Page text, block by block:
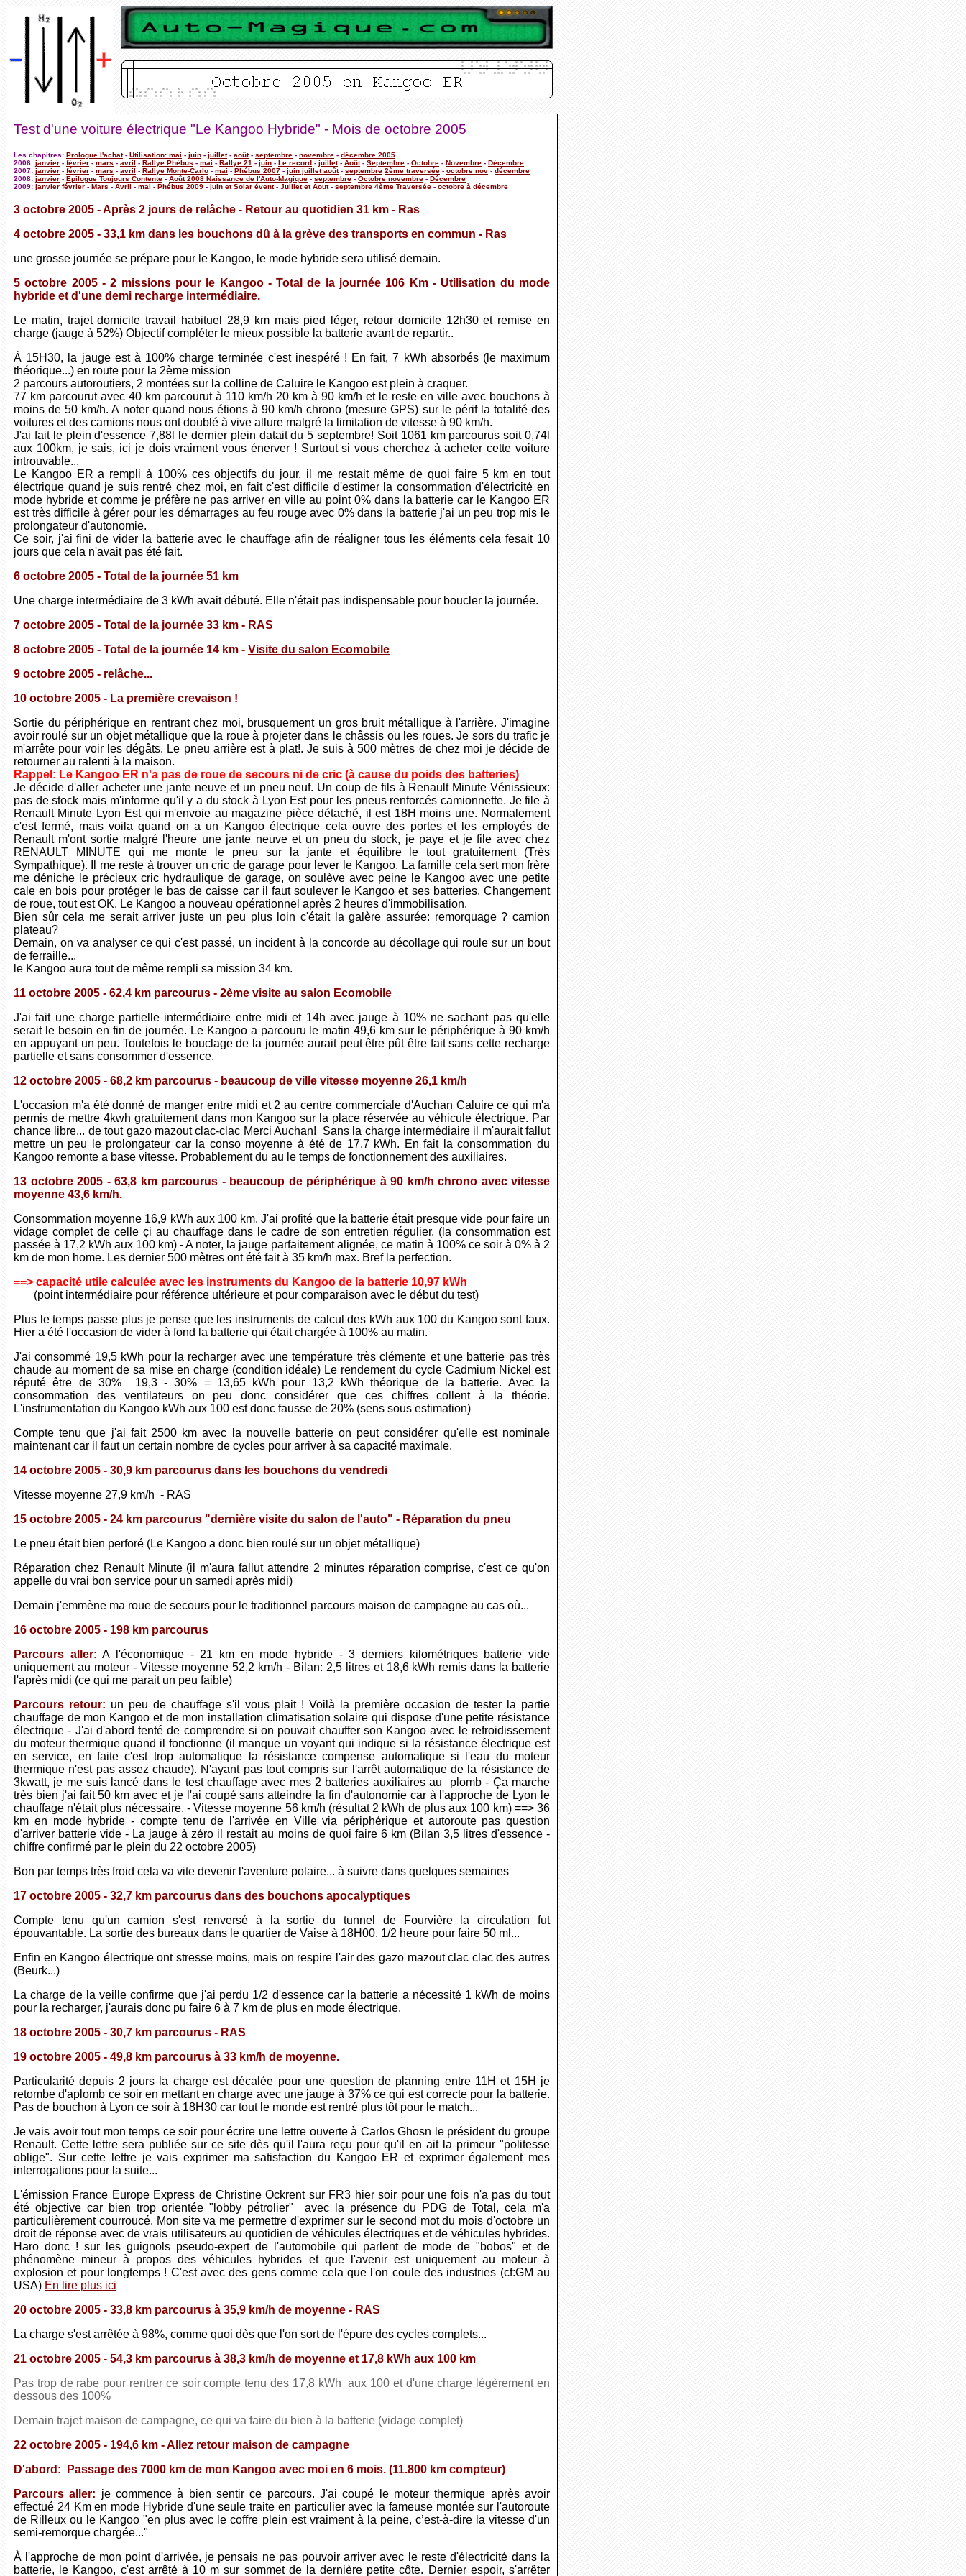
Test d'une voiture électrique "Le Kangoo Hybride" - Mois de octobre 2005
Les chapitres: Prologue l'achat- Utilisation: mai - juin - juillet- août- septembre - novembre - décembre 2005
2006: janvier - février - mars - avril - Rallye Phébus - mai - Rallye 21 - juin - Le record - juillet- Août- Septembre - Octobre - Novembre - Décembre
2007: janvier - février - mars - avril - Rallye Monte-Carlo - mai - Phébus 2007 - juin juillet août- septembre 2ème traversée - octobre nov - décembre
2008: janvier - Epilogue Toujours Contente - Août 2008 Naissance de l'Auto-Magique - septembre - Octobre novembre - Décembre
2009: janvier février - Mars - Avril - mai - Phébus 2009 - juin et Solar évent- Juillet et Aout- septembre 4ème Traversée - octobre à décembre
3 octobre 2005 - Après 2 jours de relâche - Retour au quotidien 31 km - Ras
4 octobre 2005 - 33,1 km dans les bouchons dû à la grève des transports en commun - Ras
une grosse journée se prépare pour le Kangoo, le mode hybride sera utilisé demain.
5 octobre 2005 - 2 missions pour le Kangoo - Total de la journée 106 Km - Utilisation du mode
hybride et d'une demi recharge intermédiaire.
Le matin, trajet domicile travail habituel 28,9 km mais pied léger, retour domicile 12h30 et remise en
charge (jauge à 52%) Objectif compléter le mieux possible la batterie avant de repartir..
À 15H30, la jauge est à 100% charge terminée c'est inespéré ! En fait, 7 kWh absorbés (le maximum
théorique...) en route pour la 2ème mission
2 parcours autoroutiers, 2 montées sur la colline de Caluire le Kangoo est plein à craquer.
77 km parcourut avec 40 km parcourut à 110 km/h 20 km à 90 km/h et le reste en ville avec bouchons à
moins de 50 km/h. A noter quand nous étions à 90 km/h chrono (mesure GPS) sur le périf la totalité des
voitures et des camions nous ont doublé à vive allure malgré la limitation de vitesse à 90 km/h.
J'ai fait le plein d'essence 7,88l le dernier plein datait du 5 septembre! Soit 1061 km parcourus soit 0,74l
aux 100km, je sais, ici je dois vraiment vous énerver ! Surtout si vous cherchez à acheter cette voiture
introuvable...
Le Kangoo ER a rempli à 100% ces objectifs du jour, il me restait même de quoi faire 5 km en tout
électrique quand je suis rentré chez moi, en fait c'est difficile d'estimer la consommation d'électricité en
mode hybride et comme je préfère ne pas arriver en ville au point 0% dans la batterie car le Kangoo ER
est très difficile à gérer pour les démarrages au feu rouge avec 0% dans la batterie j'ai un peu trop mis le
prolongateur d'autonomie.
Ce soir, j'ai fini de vider la batterie avec le chauffage afin de réaligner tous les éléments cela fesait 10
jours que cela n'avait pas été fait.
6 octobre 2005 - Total de la journée 51 km
Une charge intermédiaire de 3 kWh avait débuté. Elle n'était pas indispensable pour boucler la journée.
7 octobre 2005 - Total de la journée 33 km - RAS
8 octobre 2005 - Total de la journée 14 km - Visite du salon Ecomobile
9 octobre 2005 - relâche...
10 octobre 2005 - La première crevaison !
Sortie du périphérique en rentrant chez moi, brusquement un gros bruit métallique à l'arrière. J'imagine
avoir roulé sur un objet métallique que la roue à projeter dans le châssis ou les roues. Je sors du trafic je
m'arrête pour voir les dégâts. Le pneu arrière est à plat!. Je suis à 500 mètres de chez moi je décide de
retourner au ralenti à la maison.
Rappel: Le Kangoo ER n'a pas de roue de secours ni de cric (à cause du poids des batteries)
Je décide d'aller acheter une jante neuve et un pneu neuf. Un coup de fils à Renault Minute Vénissieux:
pas de stock mais m'informe qu'il y a du stock à Lyon Est pour les pneus renforcés camionnette. Je file à
Renault Minute Lyon Est qui m'envoie au magazine pièce détaché, il est 18H moins une. Normalement
c'est fermé, mais voila quand on a un Kangoo électrique cela ouvre des portes et les employés de
Renault m'ont sortie malgré l'heure une jante neuve et un pneu du stock, je paye et je file avec chez
RENAULT MINUTE qui me monte le pneu sur la jante et équilibre le tout gratuitement (Très
Sympathique). Il me reste à trouver un cric de garage pour lever le Kangoo. La famille cela sert mon frère
me déniche le précieux cric hydraulique de garage, on soulève avec peine le Kangoo avec une petite
cale en bois pour protéger le bas de caisse car il faut soulever le Kangoo et ses batteries. Changement
de roue, tout est OK. Le Kangoo a nouveau opérationnel après 2 heures d'immobilisation.
Bien sûr cela me serait arriver juste un peu plus loin c'était la galère assurée: remorquage ? camion
plateau?
Demain, on va analyser ce qui c'est passé, un incident à la concorde au décollage qui roule sur un bout
de ferraille...
le Kangoo aura tout de même rempli sa mission 34 km.
11 octobre 2005 - 62,4 km parcourus - 2ème visite au salon Ecomobile
J'ai fait une charge partielle intermédiaire entre midi et 14h avec jauge à 10% ne sachant pas qu'elle
serait le besoin en fin de journée. Le Kangoo a parcouru le matin 49,6 km sur le périphérique à 90 km/h
en appuyant un peu. Toutefois le bouclage de la journée aurait peut être pût être fait sans cette recharge
partielle et sans consommer d'essence.
12 octobre 2005 - 68,2 km parcourus - beaucoup de ville vitesse moyenne 26,1 km/h
L'occasion m'a été donné de manger entre midi et 2 au centre commerciale d'Auchan Caluire ce qui m'a
permis de mettre 4kwh gratuitement dans mon Kangoo sur la place réservée au véhicule électrique. Par
chance libre... de tout gazo mazout clac-clac Merci Auchan! Sans la charge intermédiaire il m'aurait fallut
mettre un peu le prolongateur car la conso moyenne à été de 17,7 kWh. En fait la consommation du
Kangoo remonte a base vitesse. Probablement du au le temps de fonctionnement des auxiliaires.
13 octobre 2005 - 63,8 km parcourus - beaucoup de périphérique à 90 km/h chrono avec vitesse
moyenne 43,6 km/h.
Consommation moyenne 16,9 kWh aux 100 km. J'ai profité que la batterie était presque vide pour faire un
vidage complet de celle çi au chauffage dans le cadre de son entretien régulier. (la consommation est
passée à 17,2 kWh aux 100 km) - A noter, la jauge parfaitement alignée, ce matin à 100% ce soir à 0% à 2
km de mon home. Les dernier 500 mètres ont été fait à 35 km/h max. Bref la perfection.
==> capacité utile calculée avec les instruments du Kangoo de la batterie 10,97 kWh
(point intermédiaire pour référence ultérieure et pour comparaison avec le début du test)
Plus le temps passe plus je pense que les instruments de calcul des kWh aux 100 du Kangoo sont faux.
Hier a été l'occasion de vider à fond la batterie qui était chargée à 100% au matin.
J'ai consommé 19,5 kWh pour la recharger avec une température très clémente et une batterie pas très
chaude au moment de sa mise en charge (condition idéale) Le rendement du cycle Cadmium Nickel est
réputé être de 30% 19,3 - 30% = 13,65 kWh pour 13,2 kWh théorique de la batterie. Avec la
consommation des ventilateurs on peu donc considérer que ces chiffres collent à la théorie.
L'instrumentation du Kangoo kWh aux 100 est donc fausse de 20% (sens sous estimation)
Compte tenu que j'ai fait 2500 km avec la nouvelle batterie on peut considérer qu'elle est nominale
maintenant car il faut un certain nombre de cycles pour arriver à sa capacité maximale.
14 octobre 2005 - 30,9 km parcourus dans les bouchons du vendredi
Vitesse moyenne 27,9 km/h - RAS
15 octobre 2005 - 24 km parcourus "dernière visite du salon de l'auto" - Réparation du pneu
Le pneu était bien perforé (Le Kangoo a donc bien roulé sur un objet métallique)
Réparation chez Renault Minute (il m'aura fallut attendre 2 minutes réparation comprise, c'est ce qu'on
appelle du vrai bon service pour un samedi après midi)
Demain j'emmène ma roue de secours pour le traditionnel parcours maison de campagne au cas où...
16 octobre 2005 - 198 km parcourus
Parcours aller: A l'économique - 21 km en mode hybride - 3 derniers kilométriques batterie vide
uniquement au moteur - Vitesse moyenne 52,2 km/h - Bilan: 2,5 litres et 18,6 kWh remis dans la batterie
l'après midi (ce qui me parait un peu faible)
Parcours retour: un peu de chauffage s'il vous plait ! Voilà la première occasion de tester la partie
chauffage de mon Kangoo et de mon installation climatisation solaire qui dispose d'une petite résistance
électrique - J'ai d'abord tenté de comprendre si on pouvait chauffer son Kangoo avec le refroidissement
du moteur thermique quand il fonctionne (il manque un voyant qui indique si la résistance électrique est
en service, en faite c'est trop automatique la résistance compense automatique si l'eau du moteur
thermique n'est pas assez chaude). N'ayant pas tout compris sur l'arrêt automatique de la résistance de
3kwatt, je me suis lancé dans le test chauffage avec mes 2 batteries auxiliaires au plomb - Ça marche
très bien j'ai fait 50 km avec et je l'ai coupé sans atteindre la fin d'autonomie car à l'approche de Lyon le
chauffage n'était plus nécessaire. - Vitesse moyenne 56 km/h (résultat 2 kWh de plus aux 100 km) ==> 36
km en mode hybride - compte tenu de l'arrivée en Ville via périphérique et autoroute pas question
d'arriver batterie vide - La jauge à zéro il restait au moins de quoi faire 6 km (Bilan 3,5 litres d'essence -
chiffre confirmé par le plein du 22 octobre 2005)
Bon par temps très froid cela va vite devenir l'aventure polaire... à suivre dans quelques semaines
17 octobre 2005 - 32,7 km parcourus dans des bouchons apocalyptiques
Compte tenu qu'un camion s'est renversé à la sortie du tunnel de Fourvière la circulation fut
épouvantable. La sortie des bureaux dans le quartier de Vaise à 18H00, 1/2 heure pour faire 50 ml...
Enfin en Kangoo électrique ont stresse moins, mais on respire l'air des gazo mazout clac clac des autres
(Beurk...)
La charge de la veille confirme que j'ai perdu 1/2 d'essence car la batterie a nécessité 1 kWh de moins
pour la recharger, j'aurais donc pu faire 6 à 7 km de plus en mode électrique.
18 octobre 2005 - 30,7 km parcourus - RAS
19 octobre 2005 - 49,8 km parcourus à 33 km/h de moyenne.
Particularité depuis 2 jours la charge est décalée pour une question de planning entre 11H et 15H je
retombe d'aplomb ce soir en mettant en charge avec une jauge à 37% ce qui est correcte pour la batterie.
Pas de bouchon à Lyon ce soir à 18H30 car tout le monde est rentré plus tôt pour le match...
Je vais avoir tout mon temps ce soir pour écrire une lettre ouverte à Carlos Ghosn le président du groupe
Renault. Cette lettre sera publiée sur ce site dès qu'il l'aura reçu pour qu'il en ait la primeur "politesse
oblige". Sur cette lettre je vais exprimer ma satisfaction du Kangoo ER et exprimer également mes
interrogations pour la suite...
L'émission France Europe Express de Christine Ockrent sur FR3 hier soir pour une fois n'a pas du tout
été objective car bien trop orientée "lobby pétrolier" avec la présence du PDG de Total, cela m'a
particulièrement courroucé. Mon site va me permettre d'exprimer sur le second mot du mois d'octobre un
droit de réponse avec de vrais utilisateurs au quotidien de véhicules électriques et de véhicules hybrides.
Haro donc ! sur les guignols pseudo-expert de l'automobile qui parlent de mode de "bobos" et de
phénomène mineur à propos des véhicules hybrides et que l'avenir est uniquement au moteur à
explosion et pour longtemps ! C'est avec des gens comme cela que l'on coule des industries (cf:GM au
USA) En lire plus ici
20 octobre 2005 - 33,8 km parcourus à 35,9 km/h de moyenne - RAS
La charge s'est arrêtée à 98%, comme quoi dès que l'on sort de l'épure des cycles complets...
21 octobre 2005 - 54,3 km parcourus à 38,3 km/h de moyenne et 17,8 kWh aux 100 km
Pas trop de rabe pour rentrer ce soir compte tenu des 17,8 kWh aux 100 et d'une charge légèrement en
dessous des 100%
Demain trajet maison de campagne, ce qui va faire du bien à la batterie (vidage complet)
22 octobre 2005 - 194,6 km - Allez retour maison de campagne
D'abord: Passage des 7000 km de mon Kangoo avec moi en 6 mois. (11.800 km compteur)
Parcours aller: je commence à bien sentir ce parcours. J'ai coupé le moteur thermique après avoir
effectué 24 Km en mode Hybride d'une seule traite en particulier avec la fameuse montée sur l'autoroute
de Rilleux ou le Kangoo "en plus avec le coffre plein est vraiment à la peine, c’est-à-dire la vitesse d'un
semi-remorque chargée..."
À l'approche de mon point d'arrivée, je pensais ne pas pouvoir arriver avec le reste d'électricité dans la
batterie, le Kangoo, c'est arrêté à 10 m sur sommet de la dernière petite côte. Dernier espoir, s'arrêter